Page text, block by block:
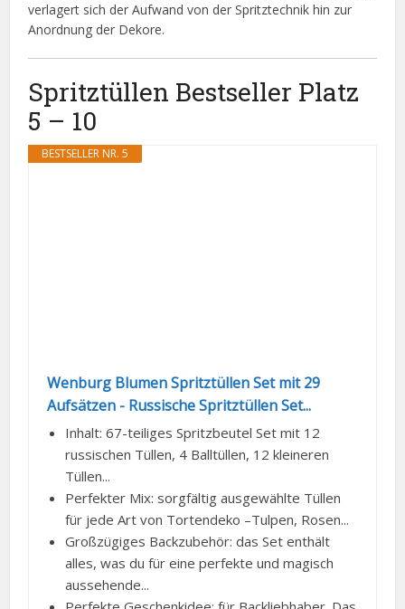
verlagert sich der Aufwand von der Spritztechnik hin zur
Anordnung der Dekore.
Spritztüllen Bestseller Platz
5 – 10
BESTSELLER NR. 5
Wenburg Blumen Spritztüllen Set mit 29
Aufsätzen - Russische Spritztüllen Set...
Inhalt: 67-teiliges Spritzbeutel Set mit 12
russischen Tüllen, 4 Balltüllen, 12 kleineren
Tüllen...
Perfekter Mix: sorgfältig ausgewählte Tüllen
für jede Art von Tortendeko –Tulpen, Rosen...
Großzügiges Backzubehör: das Set enthält
alles, was du für eine perfekte und magisch
aussehende...